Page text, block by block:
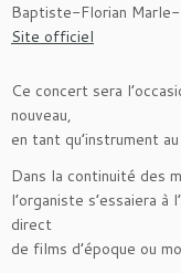
Baptiste-Florian
Site officiel
Ce concert sera
nouveau,
en tant qu’instrument
Dans la continuité des
l’organiste s’essaiera à
direct
de films d’époque ou